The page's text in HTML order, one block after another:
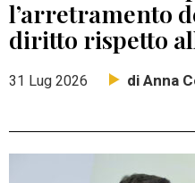
l’arretramento
diritto rispetto
31 Lug 2026 di Anna